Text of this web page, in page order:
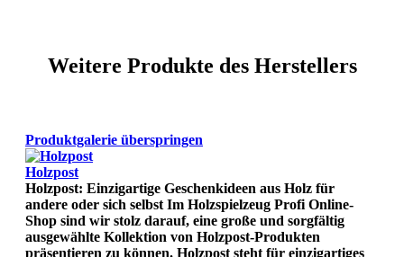
Weitere Produkte des Herstellers
Produktgalerie überspringen
Holzpost
Holzpost: Einzigartige Geschenkideen aus Holz für
andere oder sich selbst Im Holzspielzeug Profi Online-
Shop sind wir stolz darauf, eine große und sorgfältig
ausgewählte Kollektion von Holzpost-Produkten
präsentieren zu können. Holzpost steht für einzigartiges